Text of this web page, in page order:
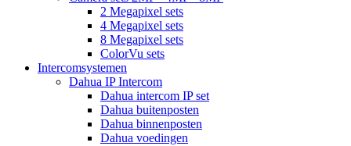
2 Megapixel sets
4 Megapixel sets
8 Megapixel sets
ColorVu sets
Intercomsystemen
Dahua IP Intercom
Dahua intercom IP set
Dahua buitenposten
Dahua binnenposten
Dahua voedingen